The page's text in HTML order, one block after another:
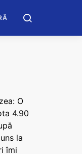
O
4.90
la
îmi